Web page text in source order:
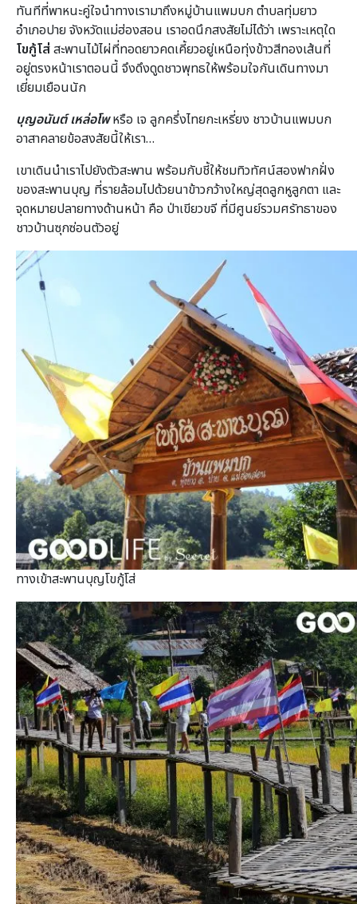
ทันทีที่พาหนะคู่ใจนำทางเรามาถึงหมู่บ้านแพมบก ตำบลทุ่มยาว
อำเภอปาย จังหวัดแม่ฮ่องสอน เราอดนึกสงสัยไม่ได้ว่า เพราะเหตุใด
โขกู้โส่สะพานไม้ไผ่ที่ทอดยาวคดเคี้ยวอยู่เหนือทุ่งข้าวสีทองเส้นที่
อยู่ตรงหน้าเราตอนนี้ จึงดึงดูดชาวพุทธให้พร้อมใจกันเดินทางมา
เยี่ยมเยือนนัก
บุญอนันต์ เหล่อโพหรือ เจ ลูกครึ่งไทยกะเหรี่ยง ชาวบ้านแพมบก
อาสาคลายข้อสงสัยนี้ให้เรา…
เขาเดินนำเราไปยังตัวสะพาน พร้อมกับชี้ให้ชมทิวทัศน์สองฟากฝั่ง
ของสะพานบุญ ที่รายล้อมไปด้วยนาข้าวกว้างใหญ่สุดลูกหูลูกตา และ
จุดหมายปลายทางด้านหน้า คือ ป่าเขียวขจี ที่มีศูนย์รวมศรัทธาของ
ชาวบ้านซุกซ่อนตัวอยู่
ทางเข้าสะพานบุญโขกู้โส่